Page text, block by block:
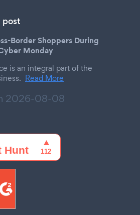
post
Border Shoppers During
Monday
is an integral part of the
Read More
2026-08-08